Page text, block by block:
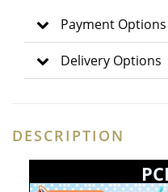
Payment Options
Delivery Options
DESCRIPTION